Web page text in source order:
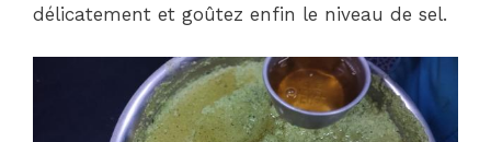
délicatement et goûtez enfin le niveau de sel.